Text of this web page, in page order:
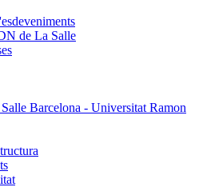
de La Salle
Barcelona - Universitat Ramon